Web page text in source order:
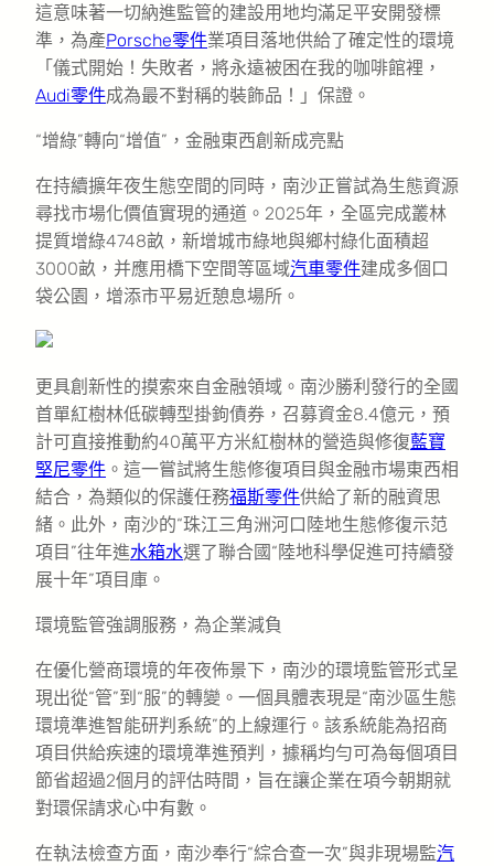
這意味著一切納進監管的建設用地均滿足平安開發標
準，為產Porsche零件業項目落地供給了確定性的環境
「儀式開始！失敗者，將永遠被困在我的咖啡館裡，
Audi零件成為最不對稱的裝飾品！」保證。
“增綠”轉向“增值”，金融東西創新成亮點
在持續擴年夜生態空間的同時，南沙正嘗試為生態資源
尋找市場化價值實現的通道。2025年，全區完成叢林
提質增綠4748畝，新增城市綠地與鄉村綠化面積超
3000畝，并應用橋下空間等區域汽車零件建成多個口
袋公園，增添市平易近憩息場所。
更具創新性的摸索來自金融領域。南沙勝利發行的全國
首單紅樹林低碳轉型掛鉤債券，召募資金8.4億元，預
計可直接推動約40萬平方米紅樹林的營造與修復藍寶
堅尼零件 。這一嘗試將生態修復項目與金融市場東西相
結合，為類似的保護任務福斯零件供給了新的融資思
緒。此外，南沙的“珠江三角洲河口陸地生態修復示范
項目”往年進水箱水選了聯合國“陸地科學促進可持續發
展十年”項目庫。
環境監管強調服務，為企業減負
在優化營商環境的年夜佈景下，南沙的環境監管形式呈
現出從“管”到“服”的轉變。一個具體表現是“南沙區生態
環境準進智能研判系統”的上線運行。該系統能為招商
項目供給疾速的環境準進預判，據稱均勻可為每個項目
節省超過2個月的評估時間，旨在讓企業在項今朝期就
對環保請求心中有數。
在執法檢查方面，南沙奉行“綜合查一次”與非現場監汽